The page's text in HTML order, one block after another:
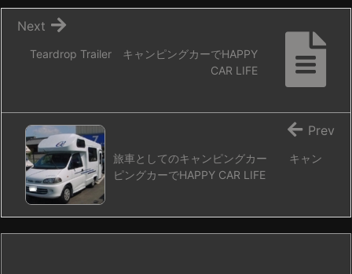
Teardrop Trailer キャンピングカーでHAPPY
CAR LIFE
Next
旅車としてのキャンピングカー キャン
ピングカーでHAPPY CAR LIFE
Prev